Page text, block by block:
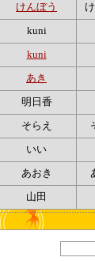
けんぼう
kuni
kuni
あき
明日香
そらえ
いい
あおき
山田